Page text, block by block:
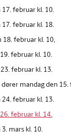
februar kl. 10.
februar kl. 18.
februar kl. 10,
februar kl. 10.
februar kl. 13.
mandag den 15.
februar kl. 13.
februar kl. 14.
mars kl. 10.